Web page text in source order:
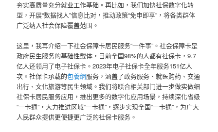
夯实高质量充分就业工作基础。再比如，我们加快社保数字化转
型，开展“数据找人”信息比对，推动政策“免申即享”，将各类群体
广泛纳入社会保障覆盖范围。
这里，我再介绍一下社会保障卡居民服务“一件事”。社会保障卡是
政府民生服务的基础性载体，目前全国98%的人都有社保卡，9.7
亿人还领用了电子社保卡。2023年电子社保卡全年服务151亿人
次。社保卡承载的包養網服务，涵盖了政务服务、就医购药、交通
出行、文化旅游等民生领域。我们将联合相关部门进一步做实做细
社保卡居民服务应用，推出更多的数字化应用场景，持续深化省级
“一卡通”，大力推进区域“一卡通”，逐步实现全国“一卡通”，为广大
人民群众提供更便捷更广泛的社保卡服务。